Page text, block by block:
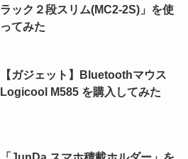
ラック２段スリム(MC2-2S)」を使
ってみた
【ガジェット】Bluetoothマウス
Logicool M585 を購入してみた